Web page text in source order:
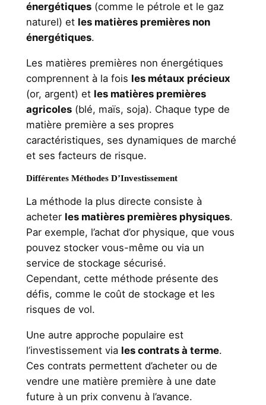
énergétiques(comme le pétrole et le gaz
naturel) et les matières premières non
énergétiques.
Les matières premières non énergétiques
comprennent à la fois les métaux précieux
(or, argent) et les matières premières
agricoles(blé, maïs, soja). Chaque type de
matière première a ses propres
caractéristiques, ses dynamiques de marché
et ses facteurs de risque.
Différentes Méthodes D’Investissement
La méthode la plus directe consiste à
acheter les matières premières physiques.
Par exemple, l’achat d’or physique, que vous
pouvez stocker vous-même ou via un
service de stockage sécurisé.
Cependant, cette méthode présente des
défis, comme le coût de stockage et les
risques de vol.
Une autre approche populaire est
l’investissement via les contrats à terme.
Ces contrats permettent d’acheter ou de
vendre une matière première à une date
future à un prix convenu à l’avance.